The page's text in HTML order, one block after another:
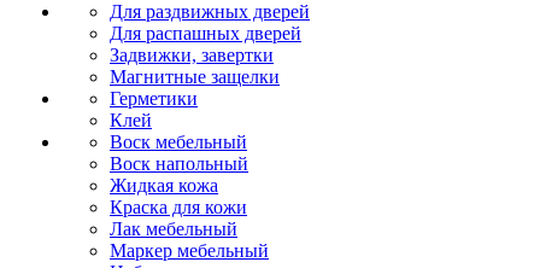
Для раздвижных дверей
Для распашных дверей
Задвижки, завертки
Магнитные защелки
Герметики
Клей
Воск мебельный
Воск напольный
Жидкая кожа
Краска для кожи
Лак мебельный
Маркер мебельный